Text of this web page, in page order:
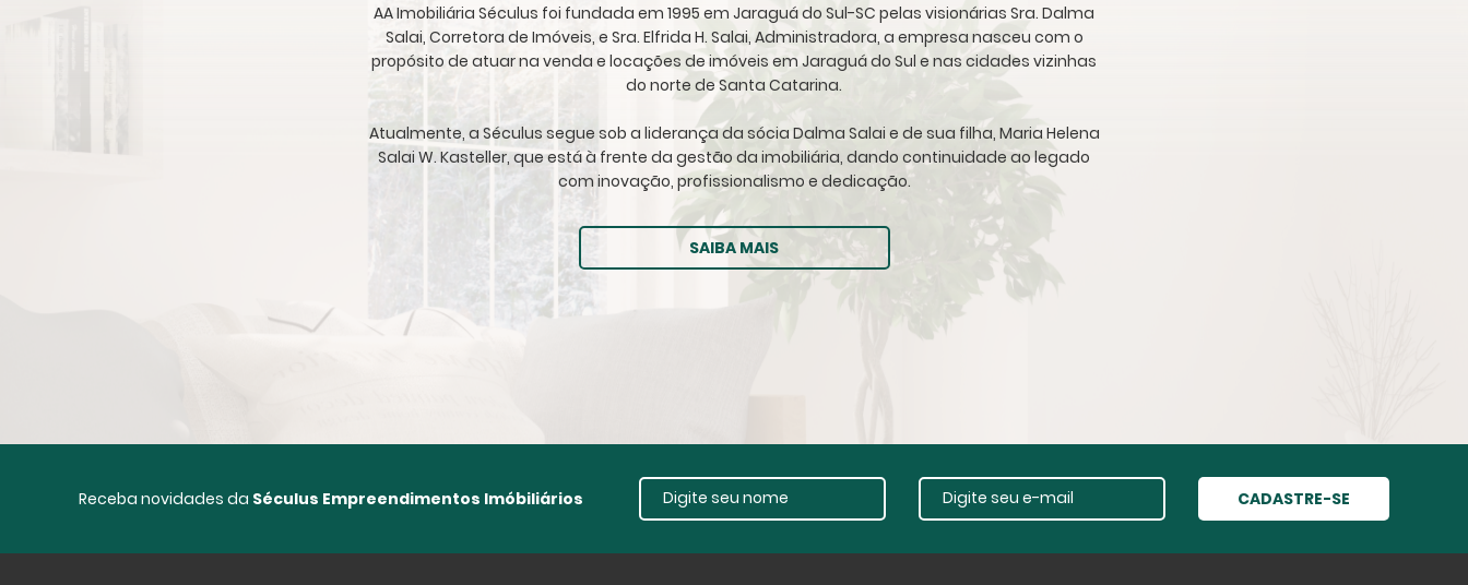
AA Imobiliária Séculus foi fundada em 1995 em Jaraguá do Sul-SC pelas visionárias Sra. Dalma
Salai, Corretora de Imóveis, e Sra. Elfrida H. Salai, Administradora, a empresa nasceu com o
propósito de atuar na venda e locações de imóveis em Jaraguá do Sul e nas cidades vizinhas
do norte de Santa Catarina.
Atualmente, a Séculus segue sob a liderança da sócia Dalma Salai e de sua filha, Maria Helena
Salai W. Kasteller, que está à frente da gestão da imobiliária, dando continuidade ao legado
com inovação, profissionalismo e dedicação.
SAIBA MAIS
Receba novidades da Séculus Empreendimentos Imóbiliários CADASTRE-SE